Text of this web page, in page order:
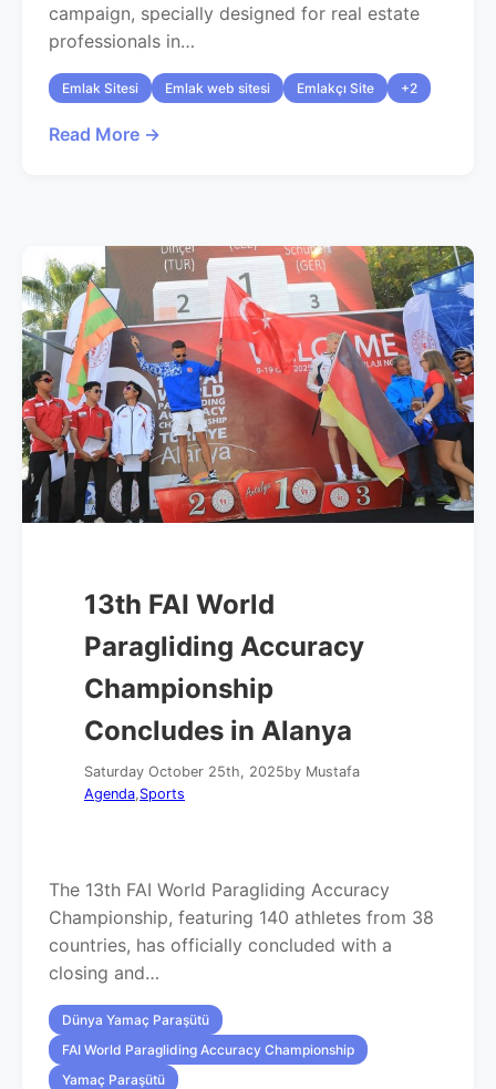
campaign, specially designed for real estate
professionals in…
Emlak Sitesi Emlak web sitesi Emlakçı Site +2
Read More →
13th FAI World
Paragliding Accuracy
Championship
Concludes in Alanya
Saturday October 25th, 2025by Mustafa
Agenda, Sports
The 13th FAI World Paragliding Accuracy
Championship, featuring 140 athletes from 38
countries, has officially concluded with a
closing and…
Dünya Yamaç Paraşütü
FAI World Paragliding Accuracy Championship
Yamaç Paraşütü